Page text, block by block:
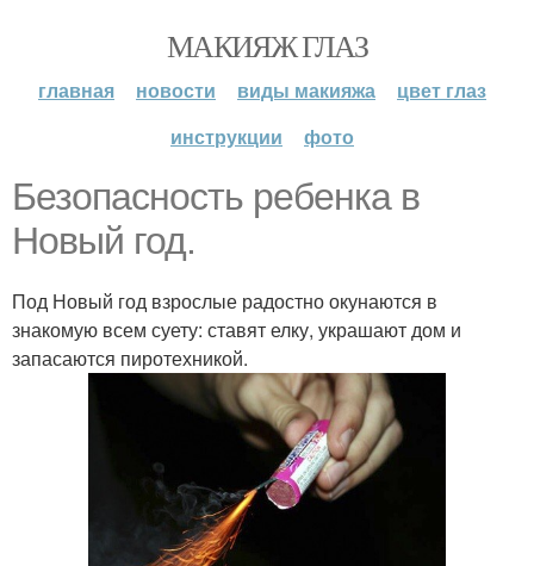
МАКИЯЖ ГЛАЗ
главная новости виды макияжа
цвет глаз
инструкции
фото
Безопасность ребенка в
Новый год.
Под Новый год взрослые радостно окунаются в
знакомую всем суету: ставят елку, украшают дом и
запасаются пиротехникой.